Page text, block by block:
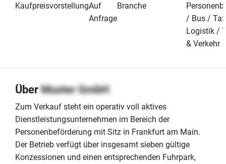
KaufpreisvorstellungAuf
Anfrage
Branche
/ Bus /
Logistik /
& Verkehr
ÜberMuster GmbH
Zum Verkauf steht ein operativ voll aktives
Dienstleistungsunternehmen im Bereich der
Personenbeförderung mit Sitz in Frankfurt am Main.
Der Betrieb verfügt über insgesamt sieben gültige
Konzessionen und einen entsprechenden Fuhrpark,